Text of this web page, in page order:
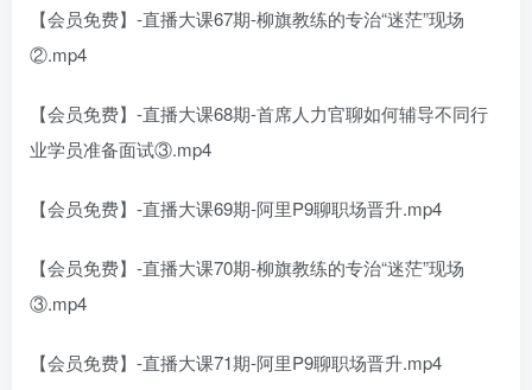
【会员免费】-直播大课67期-柳旗教练的专治“迷茫”现场
②.mp4
【会员免费】-直播大课68期-首席人力官聊如何辅导不同行
业学员准备面试③.mp4
【会员免费】-直播大课69期-阿里P9聊职场晋升.mp4
【会员免费】-直播大课70期-柳旗教练的专治“迷茫”现场
③.mp4
【会员免费】-直播大课71期-阿里P9聊职场晋升.mp4